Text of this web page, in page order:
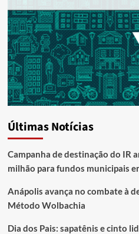
Últimas Notícias
Campanha de destinação do IR
milhão para fundos municipais
Anápolis avança no combate à
Método Wolbachia
Dia dos Pais: sapatênis e cinto